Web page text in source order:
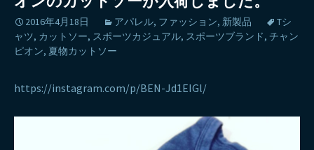
2016年4月18日 アパレル, ファッション, 新製品
Tシ
ャツ, カットソー, スポーツカジュアル, スポーツブランド, チャン
ピオン, 夏物カットソー
https://instagram.com/p/BEN-Jd1EIGl/